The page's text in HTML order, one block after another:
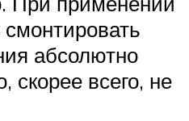
смонтировать
абсолютно
скорее всего, не